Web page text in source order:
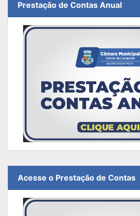
Prestação de Contas Anual
Acesse o Prestação de Contas